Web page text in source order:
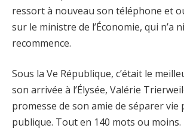
ressort à nouveau son téléphone et
sur le ministre de l’Économie, qui n’a
recommence.
Sous la Ve République, c’était le
son arrivée à l’Élysée, Valérie
promesse de son amie de séparer vie
publique. Tout en 140 mots ou